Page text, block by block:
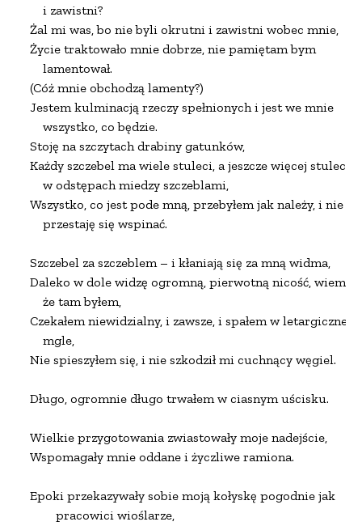
    i zawistni?
Żal mi was, bo nie byli okrutni i zawistni wobec mnie,
Życie traktowało mnie dobrze, nie pamiętam bym
    lamentował.
(Cóż mnie obchodzą lamenty?)
Jestem kulminacją rzeczy spełnionych i jest we mnie
    wszystko, co będzie.
Stoję na szczytach drabiny gatunków,
Każdy szczebel ma wiele stuleci, a jeszcze więcej stuleci
    w odstępach miedzy szczeblami,
Wszystko, co jest pode mną, przebyłem jak należy, i nie
    przestaję się wspinać.
Szczebel za szczeblem – i kłaniają się za mną widma,
Daleko w dole widzę ogromną, pierwotną nicość, wiem,
    że tam byłem,
Czekałem niewidzialny, i zawsze, i spałem w letargicznej
    mgle,
Nie spieszyłem się, i nie szkodził mi cuchnący węgiel.
Długo, ogromnie długo trwałem w ciasnym uścisku.
Wielkie przygotowania zwiastowały moje nadejście,
Wspomagały mnie oddane i życzliwe ramiona.
Epoki przekazywały sobie moją kołyskę pogodnie jak
        pracowici wioślarze,